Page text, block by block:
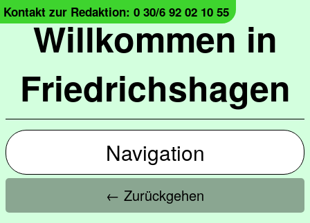
Willkommen in
Friedrichshagen
Kontakt zur Redaktion: 0 30/6 92 02 10 55
Navigation
← Zurückgehen